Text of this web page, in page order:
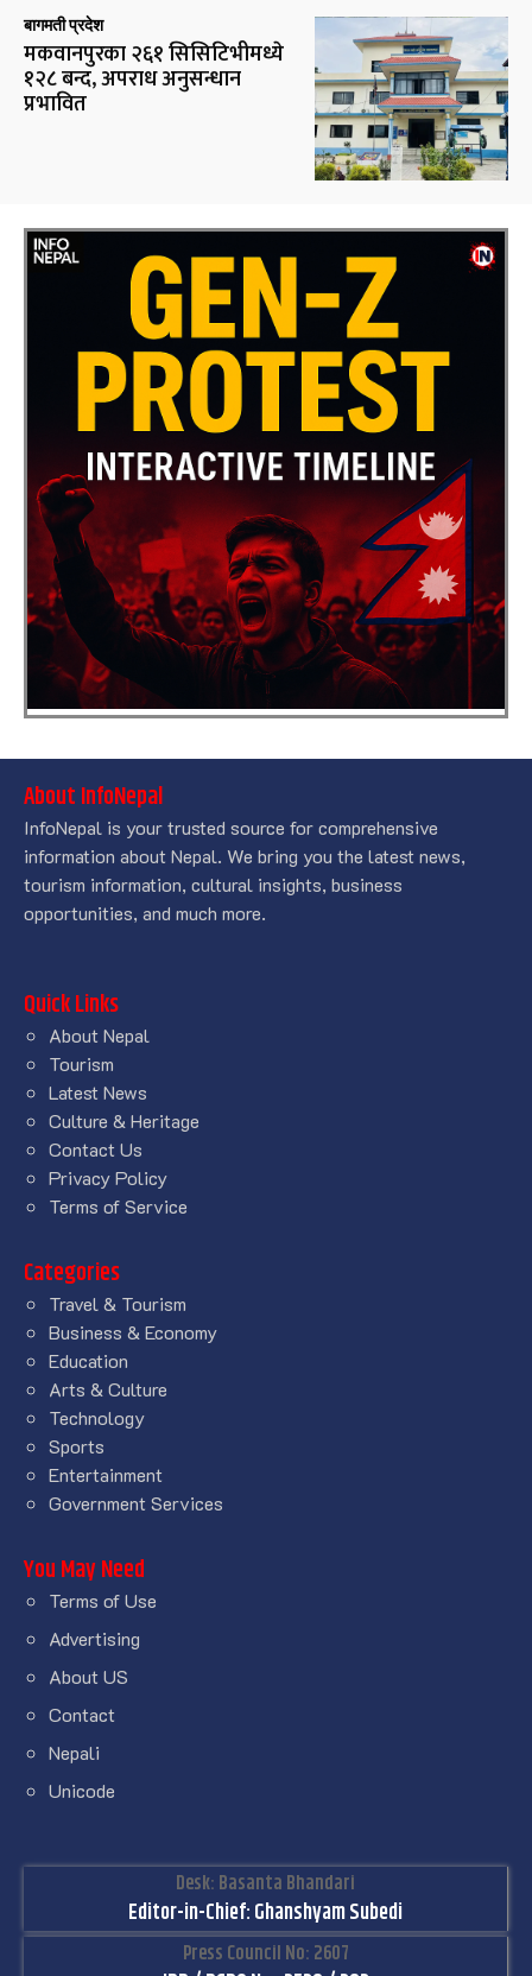
बागमती प्रदेश
मकवानपुरका २६१ सिसिटिभीमध्ये
१२८ बन्द, अपराध अनुसन्धान
प्रभावित
About InfoNepal
InfoNepal is your trusted source for comprehensive
information about Nepal. We bring you the latest news,
tourism information, cultural insights, business
opportunities, and much more.
Quick Links
About Nepal
Tourism
Latest News
Culture & Heritage
Contact Us
Privacy Policy
Terms of Service
Categories
Travel & Tourism
Business & Economy
Education
Arts & Culture
Technology
Sports
Entertainment
Government Services
You May Need
Terms of Use
Advertising
About US
Contact
Nepali
Unicode
Desk: Basanta Bhandari
Editor-in-Chief: Ghanshyam Subedi
Press Council No: 2607